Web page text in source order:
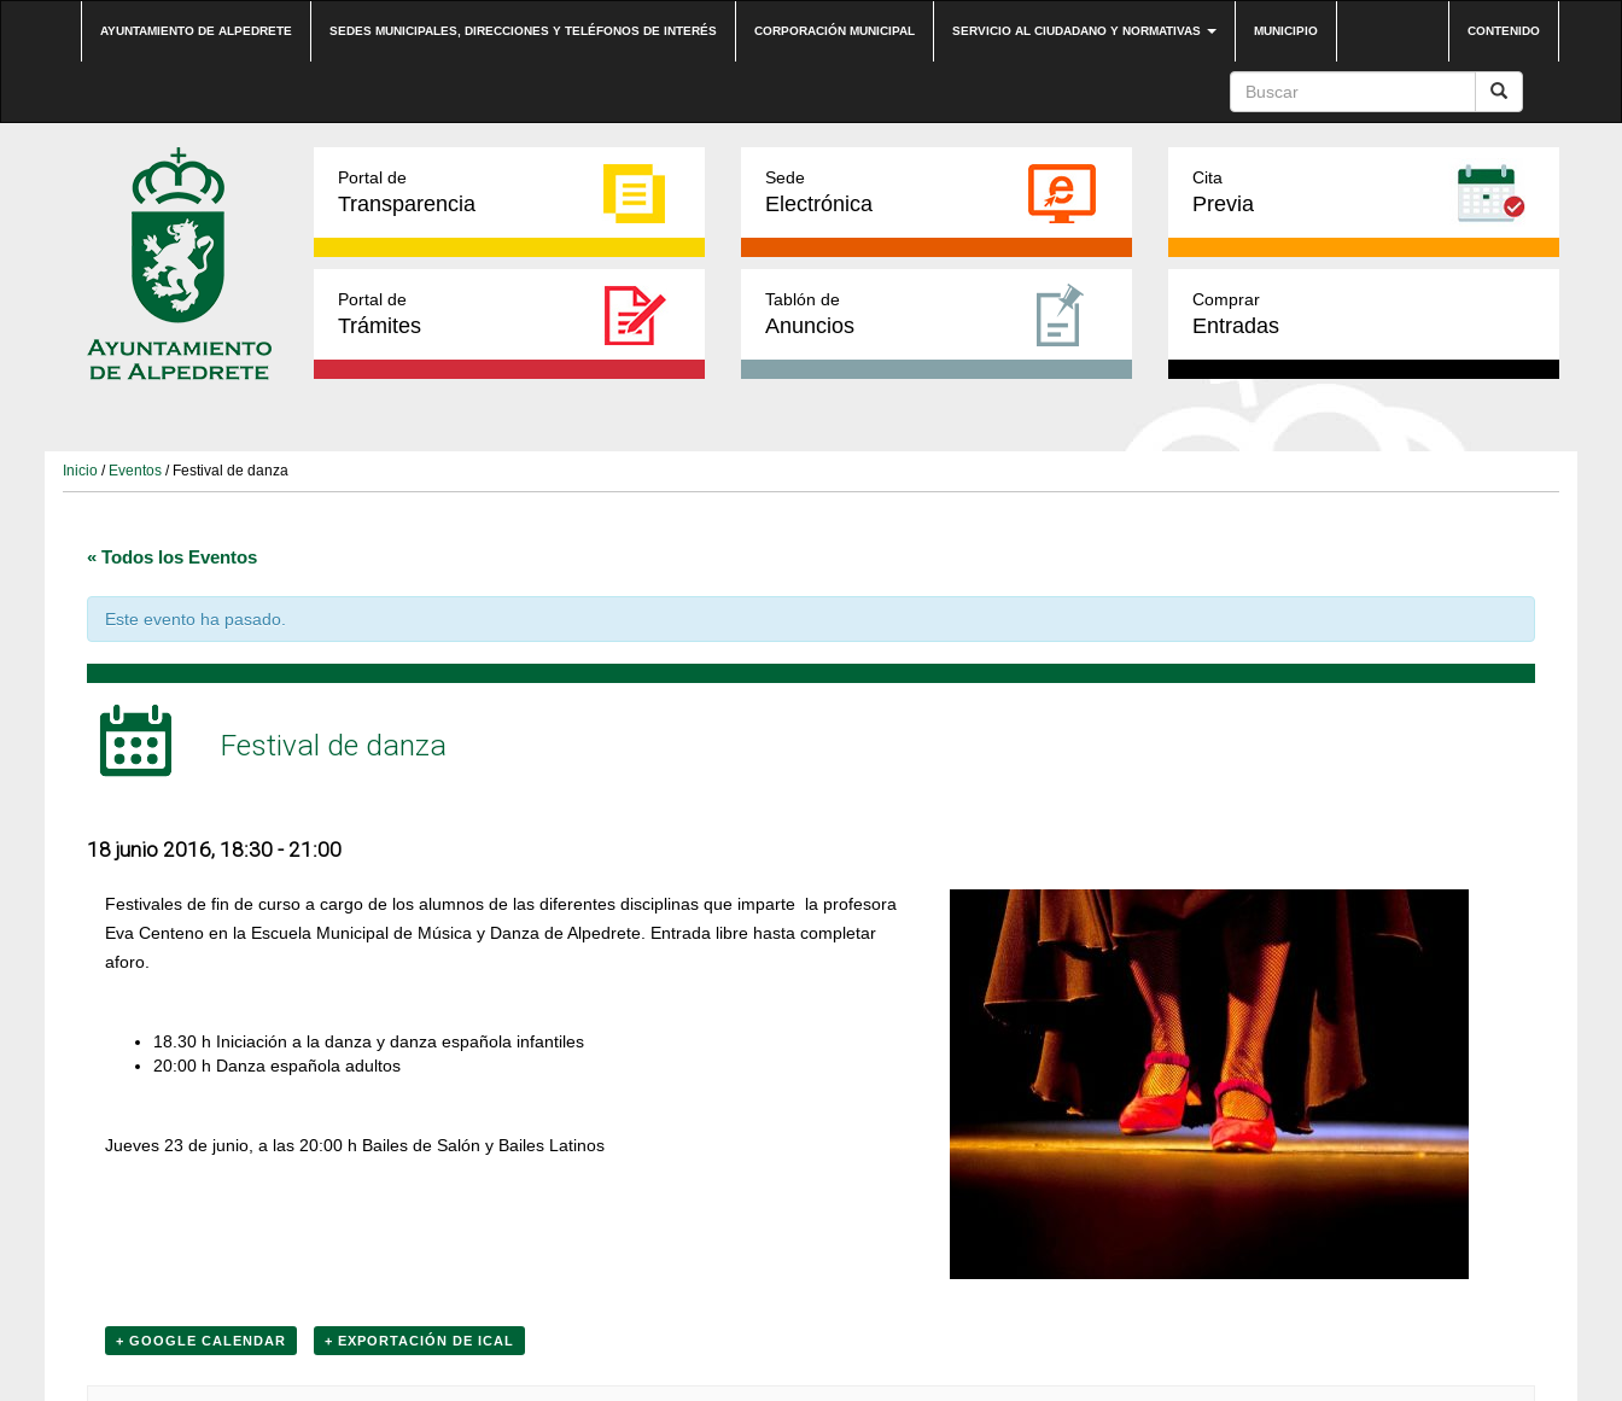
AYUNTAMIENTO DE ALPEDRETE SEDES MUNICIPALES, DIRECCIONES Y TELÉFONOS DE INTERÉS CORPORACIÓN MUNICIPAL SERVICIO AL CIUDADANO Y NORMATIVAS MUNICIPIO CONTENIDO
Portal de
Transparencia
Sede
Electrónica
Cita
Previa
Portal de
Trámites
Tablón de
Anuncios
Comprar
Entradas
Inicio / Eventos / Festival de danza
« Todos los Eventos
Este evento ha pasado.
Festival de danza
18 junio 2016, 18:30 - 21:00
Festivales de fin de curso a cargo de los alumnos de las diferentes disciplinas que imparte la profesora
Eva Centeno en la Escuela Municipal de Música y Danza de Alpedrete. Entrada libre hasta completar
aforo.
18.30 h Iniciación a la danza y danza española infantiles
20:00 h Danza española adultos
Jueves 23 de junio, a las 20:00 h Bailes de Salón y Bailes Latinos
+ GOOGLE CALENDAR + EXPORTACIÓN DE ICAL